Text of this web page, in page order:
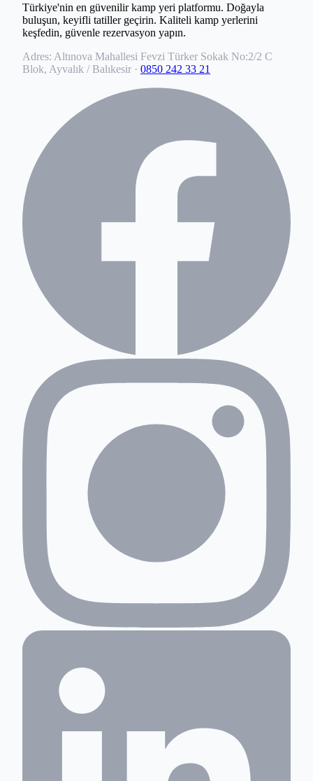
Türkiye'nin en güvenilir kamp yeri platformu. Doğayla
buluşun, keyifli tatiller geçirin. Kaliteli kamp yerlerini
keşfedin, güvenle rezervasyon yapın.
Adres: Altınova Mahallesi Fevzi Türker Sokak No:2/2 C
Blok, Ayvalık / Balıkesir · 0850 242 33 21